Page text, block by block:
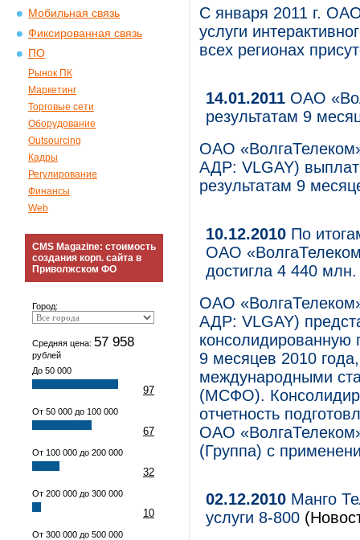
Мобильная связь
Фиксированная связь
ПО
Рынок ПК
Маркетинг
Торговые сети
Оборудование
Outsourcing
Кадры
Регулирование
Финансы
Web
CMS Magazine: стоимость
создания корп. сайта в
Приволжском ФО
Город:
Средняя цена: 57 958
рублей
До 50 000
97
От 50 000 до 100 000
67
От 100 000 до 200 000
32
От 200 000 до 300 000
10
От 300 000 до 500 000
С января 2011 г.
услуги
всех регионах
14.01.2011 ОАО
результатам 9
ОАО
АДР: VLGAY)
результатам 9
10.12.2010 По
ОАО
достигла 4 440
ОАО
АДР: VLGAY)
консолидированную
9 месяцев 2010
международными
(МСФО).
отчетность
ОАО
(Группа) с
02.12.2010 Манго
услуги 8-800